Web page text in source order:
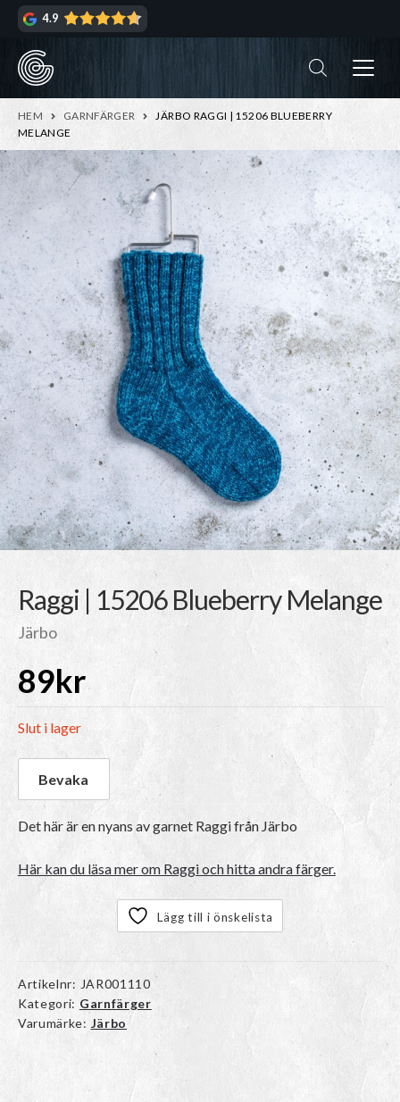
Hoppa
navigering
Hoppa
innehåll
4.9
HEM GARNFÄRGER
JÄRBO RAGGI | 15206 BLUEBERRY
MELANGE
Raggi | 15206 Blueberry Melange
Järbo
89kr
Slut i lager
Det här är en nyans av garnet Raggifrån Järbo
Här kan du läsa mer om Raggi och hitta andra färger.
Lägg till i önskelista
Artikelnr: JAR001110
Kategori: Garnfärger
Varumärke: Järbo